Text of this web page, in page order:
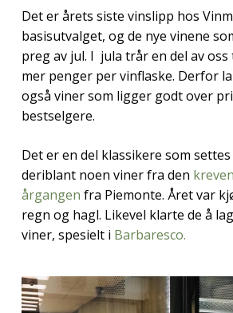
Det er årets siste vinslipp hos
basisutvalget, og de nye vinene
preg av jul. I jula trår en del av
mer penger per vinflaske. Derfor
også viner som ligger godt over
bestselgere.
Det er en del klassikere som
deriblant noen viner fra den
årgangen fra Piemonte. Året var
regn og hagl. Likevel klarte de å
viner, spesielt i Barbaresco.